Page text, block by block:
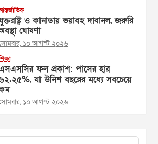
ও কানাডায় ভয়াবহ দাবানল, জরুরি
ঘোষণা
১০ আগস্ট ২০২৬
ফল প্রকাশ: পাসের হার
যা উনিশ বছরের মধ্যে সবচেয়ে
১০ আগস্ট ২০২৬